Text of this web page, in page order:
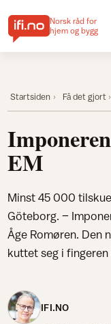
Norsk råd for
hjem og bygg
Startsiden Få det gjort
EM
Minst 45 000
Göteborg. –
Åge Romøren. Den
kuttet seg i
IFI.NO